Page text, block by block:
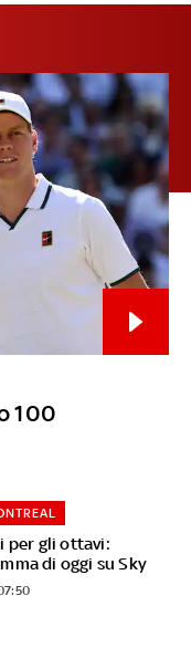
100
per gli ottavi:
di oggi su Sky